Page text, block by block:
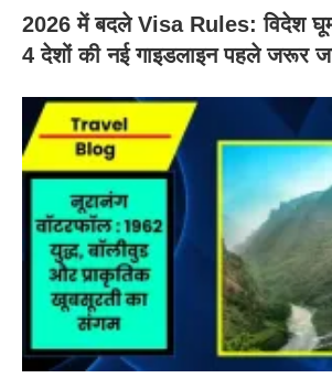
2026 में बदले Visa Rules: विदेश
4 देशों की नई गाइडलाइन पहले जरूर